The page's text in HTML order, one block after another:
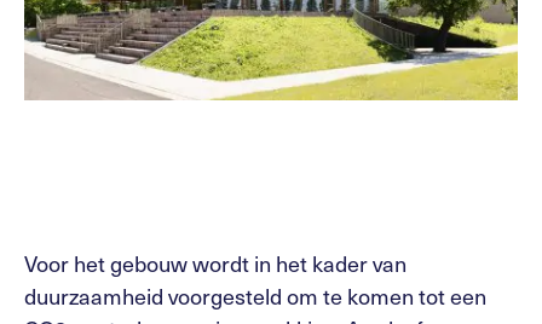
Voor het gebouw wordt in het kader van
duurzaamheid voorgesteld om te komen tot een